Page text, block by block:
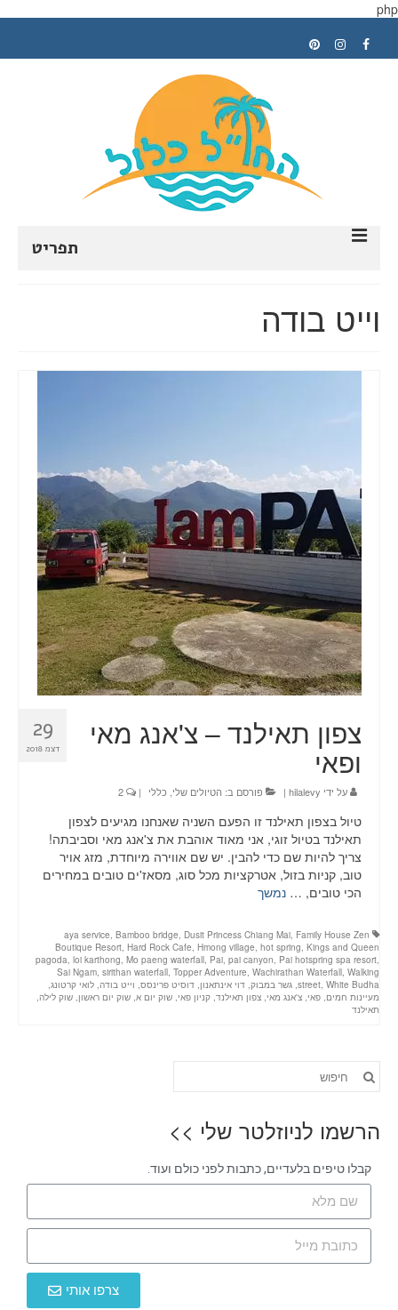
php
תפריט
תכנון טיול
טיפים
חדשות
אודות
צור קשר
Planning a trip? Here it all begins!
עמוד הבית
וייט בודה
29
דצמ 2018 צפון תאילנד – צ'אנג מאי
ופאי
על ידי hilalevy
| פורסם ב: הטיולים שלי כללי |
טיול בצפון תאילנד זו הפעם השניה שאנחנו מגיעים לצפון
תאילנד בטיול זוגי, אני מאוד אוהבת את צ'אנג מאי וסביבתה!
צריך להיות שם כדי להבין. יש שם אווירה מיוחדת, מזג אויר
טוב, קניות בזול, אטרקציות מכל סוג, מסאז'ים טובים במחירים
הכי טובים, … נמשך
aya service, Bamboo bridge, Dusit Princess Chiang Mai, Family House Zen
Boutique Resort, Hard Rock Cafe, Hmong village, hot spring, Kings and Queen
pagoda, loi karthong, Mo paeng waterfall, Pai, pai canyon, Pai hotspring spa resort,
Sai Ngam, sirithan waterfall, Topper Adventure, Wachirathan Waterfall, Walking
street, White Budha
, גשר במבוק, דוי אינתאנון, דוסיט פרינסס, וייט בודה, לואי קרטונג,
מעיינות חמים, פאי, צ'אנג מאי, צפון תאילנד, קניון פאי, שוק יום א, שוק יום ראשון, שוק לילה,
תאילנד
הרשמו לניוזלטר שלי >>
קבלו טיפים בלעדיים, כתבות לפני כולם ועוד.
צרפו אותי